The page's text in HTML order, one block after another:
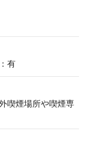
有
喫煙場所や喫煙専